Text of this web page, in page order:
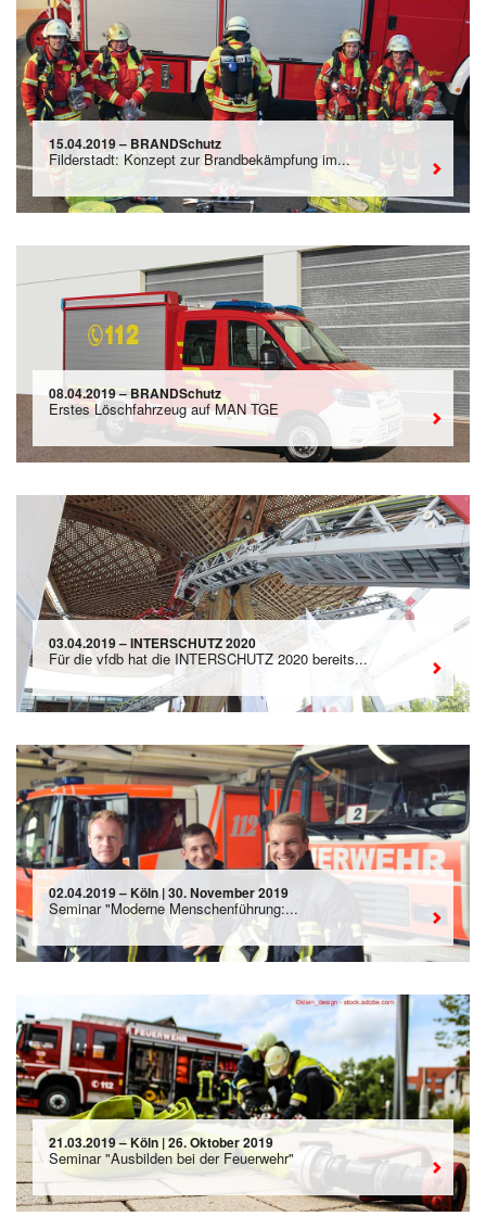
15.04.2019 – BRANDSchutz
Filderstadt: Konzept zur Brandbekämpfung im...
08.04.2019 – BRANDSchutz
Erstes Löschfahrzeug auf MAN TGE
03.04.2019 – INTERSCHUTZ 2020
Für die vfdb hat die INTERSCHUTZ 2020 bereits...
02.04.2019 – Köln | 30. November 2019
Seminar "Moderne Menschenführung:...
21.03.2019 – Köln | 26. Oktober 2019
Seminar "Ausbilden bei der Feuerwehr"